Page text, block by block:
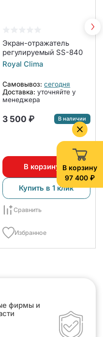
В корзину
97 400 ₽
Экран-отражатель
регулируемый SS-840
Royal Clima
Самовывоз: сегодня
Доставка: уточняйте у
менеджера
3 500 ₽ В наличии
В корзину
Купить в 1 клик
Сравнить
Избранное
фирмы и